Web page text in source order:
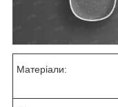
Матеріали: